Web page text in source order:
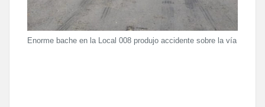
Enorme bache en la Local 008 produjo accidente sobre la vía